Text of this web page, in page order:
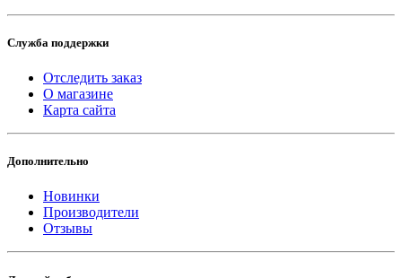
Служба поддержки
Отследить заказ
О магазине
Карта сайта
Дополнительно
Новинки
Производители
Отзывы